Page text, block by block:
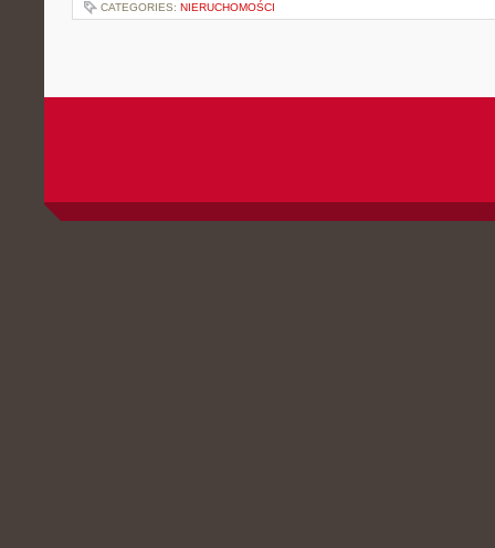
CATEGORIES: NIERUCHOMOŚCI